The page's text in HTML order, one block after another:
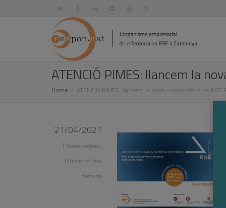
ATENCIÓ PIMES: llancem la
Home ATENCIÓ PIMES: llancem la nova convocatòria de
21/04/2021
| Sense categoria
Últimes notícies
formació